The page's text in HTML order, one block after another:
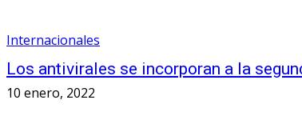
Internacionales
Los antivirales se incorporan a la
10 enero, 2022